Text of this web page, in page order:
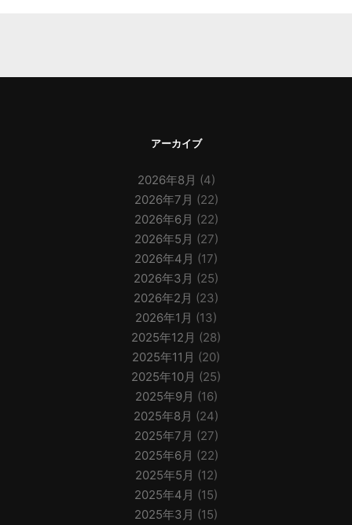
アーカイブ
2026年8月 (4)
2026年7月 (22)
2026年6月 (22)
2026年5月 (27)
2026年4月 (17)
2026年3月 (25)
2026年2月 (23)
2026年1月 (13)
2025年12月 (28)
2025年11月 (20)
2025年10月 (25)
2025年9月 (16)
2025年8月 (24)
2025年7月 (27)
2025年6月 (22)
2025年5月 (12)
2025年4月 (15)
2025年3月 (15)